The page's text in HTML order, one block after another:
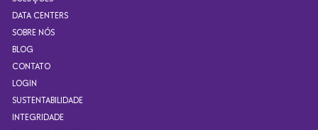
DATA CENTERS
SOBRE NÓS
BLOG
CONTATO
LOGIN
SUSTENTABILIDADE
INTEGRIDADE